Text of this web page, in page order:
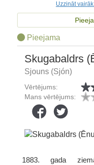
Uzzināt
Pieejama
Skugabaldrs
Sjouns (Sjón)
Vērtējums:
Mans vērtējums:
1883. gada